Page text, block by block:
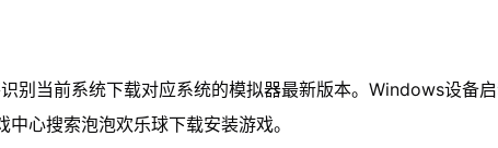
别当前系统下载对应系统的模拟器最新版本。Windows设备
心搜索泡泡欢乐球下载安装游戏。